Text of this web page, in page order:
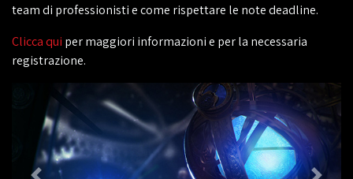
team di professionisti e come rispettare le note deadline.
Clicca qui per maggiori informazioni e per la necessaria
registrazione.